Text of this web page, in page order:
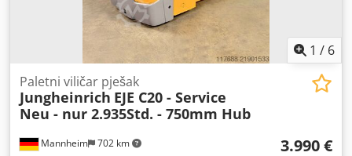
1 / 6
Mannheim 702 km
Paletni viličar pješak
Jungheinrich EJE C20 - Service
Neu - nur 2.935Std. - 750mm Hub
3.990 €